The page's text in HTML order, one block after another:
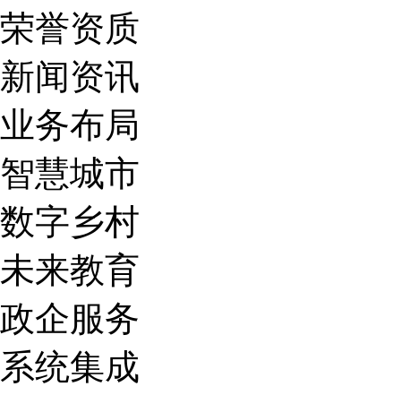
荣誉资质
新闻资讯
业务布局
智慧城市
数字乡村
未来教育
政企服务
系统集成